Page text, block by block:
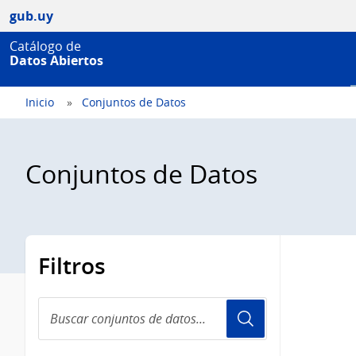
gub.uy
Catálogo de
Datos Abiertos
Inicio Conjuntos de Datos
Conjuntos de Datos
Filtros
conjuntos
de